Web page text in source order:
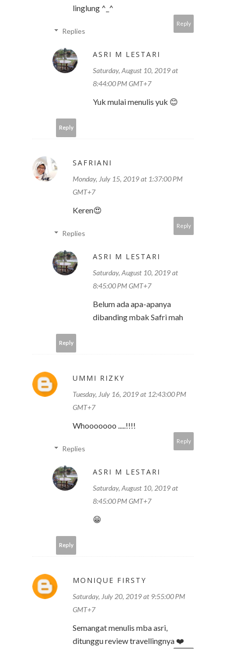
linglung ^_^
Reply
Replies
ASRI M LESTARI
Saturday, August 10, 2019 at
8:44:00 PM GMT+7
Yuk mulai menulis yuk 😊
Reply
SAFRIANI
Monday, July 15, 2019 at 1:37:00 PM
GMT+7
Keren😍
Reply
Replies
ASRI M LESTARI
Saturday, August 10, 2019 at
8:45:00 PM GMT+7
Belum ada apa-apanya
dibanding mbak Safri mah
Reply
UMMI RIZKY
Tuesday, July 16, 2019 at 12:43:00 PM
GMT+7
Whooooooo .....!!!!
Reply
Replies
ASRI M LESTARI
Saturday, August 10, 2019 at
8:45:00 PM GMT+7
😁
Reply
MONIQUE FIRSTY
Saturday, July 20, 2019 at 9:55:00 PM
GMT+7
Semangat menulis mba asri,
ditunggu review travellingnya ❤️